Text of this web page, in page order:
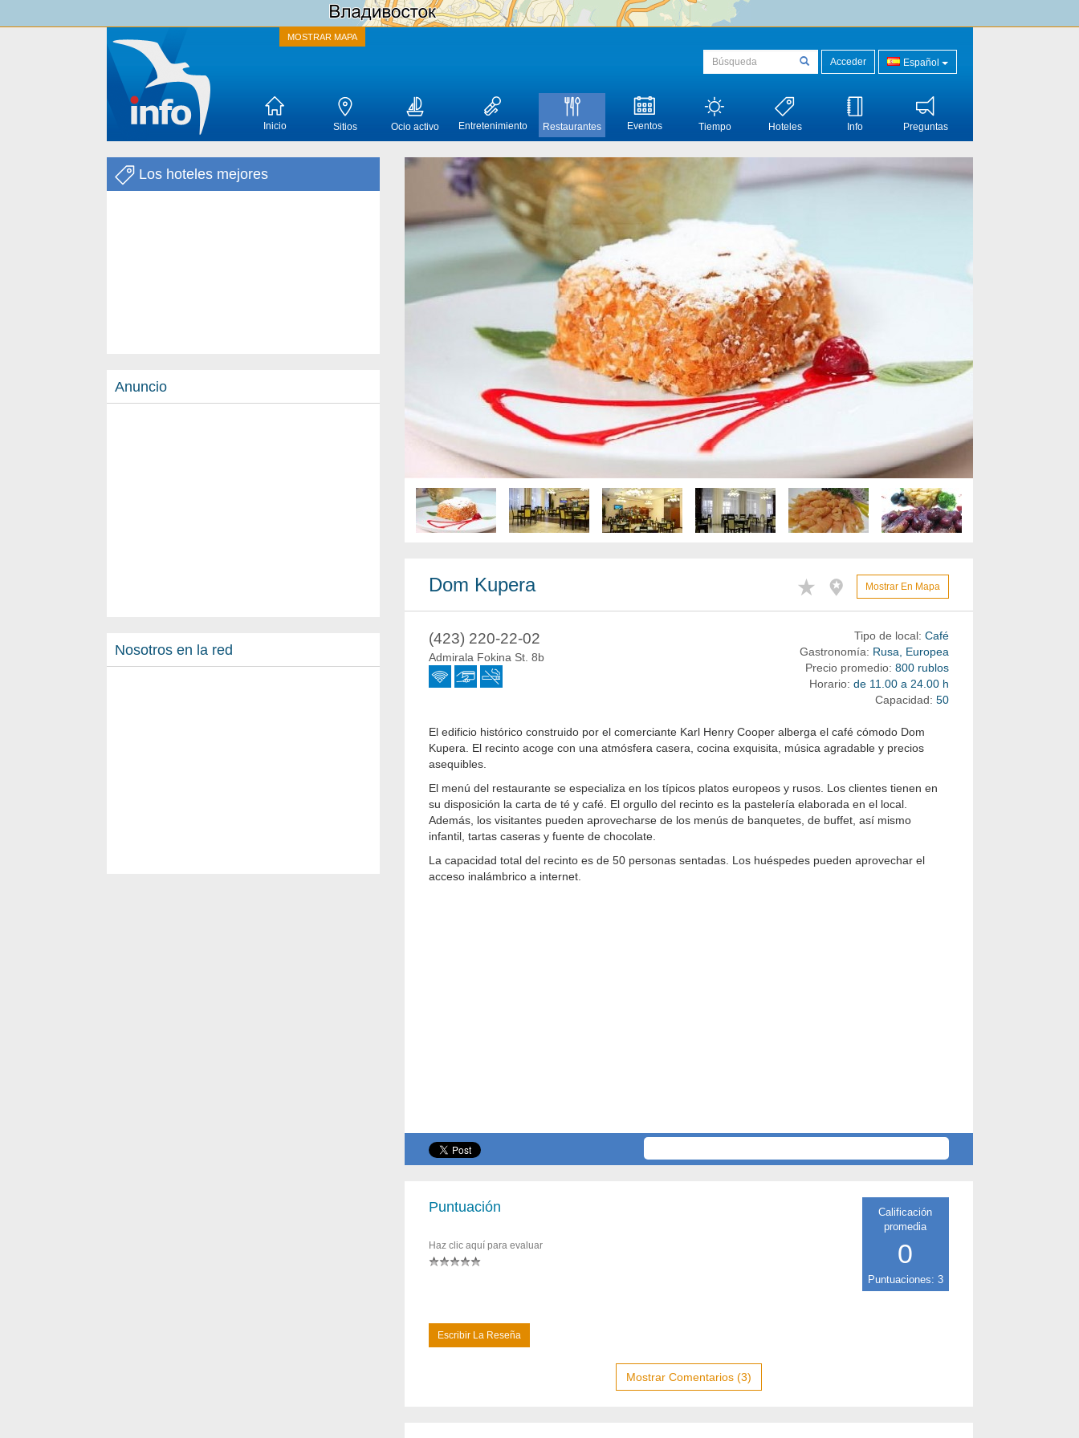
MOSTRAR MAPA
Acceder Español
Inicio Sitios Ocio activo Entretenimiento Restaurantes Eventos Tiempo Hoteles Info Preguntas
Los hoteles mejores
Anuncio
Nosotros en la red
Dom Kupera Mostrar En Mapa
(423) 220-22-02
Admirala Fokina St. 8b
Tipo de local: Café
Gastronomía: Rusa, Europea
Precio promedio: 800 rublos
Horario: de 11.00 a 24.00 h
Capacidad: 50
El edificio histórico construido por el comerciante Karl Henry Cooper alberga el café cómodo Dom
Kupera. El recinto acoge con una atmósfera casera, cocina exquisita, música agradable y precios
asequibles.
El menú del restaurante se especializa en los típicos platos europeos y rusos. Los clientes tienen en
su disposición la carta de té y café. El orgullo del recinto es la pastelería elaborada en el local.
Además, los visitantes pueden aprovecharse de los menús de banquetes, de buffet, así mismo
infantil, tartas caseras y fuente de chocolate.
La capacidad total del recinto es de 50 personas sentadas. Los huéspedes pueden aprovechar el
acceso inalámbrico a internet.
Calificación
promedia
0
Puntuaciones: 3
Puntuación
Haz clic aquí para evaluar
Escribir La Reseña
Mostrar Comentarios (3)